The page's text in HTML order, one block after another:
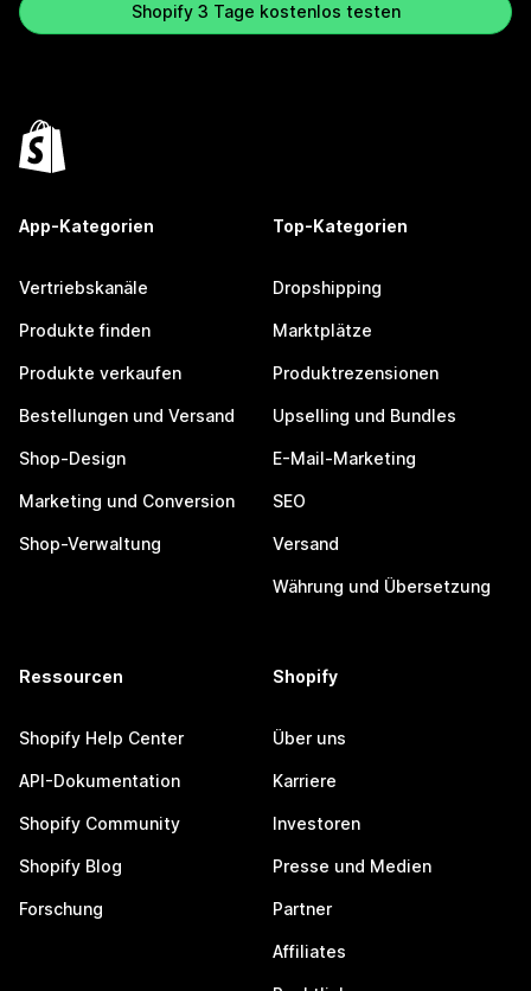
Shopify 3 Tage kostenlos testen
App-Kategorien
Vertriebskanäle
Produkte finden
Produkte verkaufen
Bestellungen und Versand
Shop-Design
Marketing und Conversion
Shop-Verwaltung
Top-Kategorien
Dropshipping
Marktplätze
Produktrezensionen
Upselling und Bundles
E-Mail-Marketing
SEO
Versand
Währung und Übersetzung
Ressourcen
Shopify Help Center
API-Dokumentation
Shopify Community
Shopify Blog
Forschung
Shopify
Über uns
Karriere
Investoren
Presse und Medien
Partner
Affiliates